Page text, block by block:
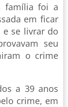
família foi a
em ficar
e se livrar do
seu
o crime
a 39 anos
crime, em